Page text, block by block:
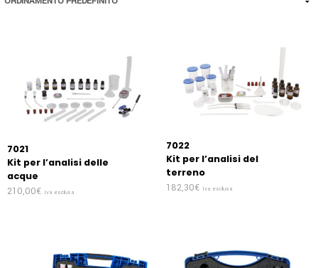
7021
Kit per l’analisi delle
acque
210,00€ Iva esclusa
7022
Kit per l’analisi del
terreno
182,30€ Iva esclusa